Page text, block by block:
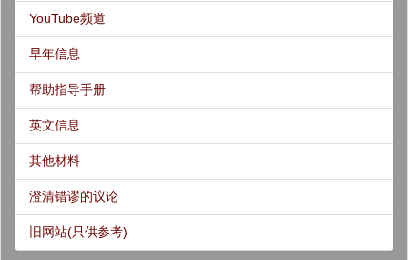
YouTube频道
早年信息
帮助指导手册
英文信息
其他材料
澄清错谬的议论
旧网站(只供参考)